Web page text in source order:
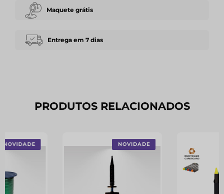
Maquete grátis
Entrega em 7 dias
PRODUTOS RELACIONADOS
NOVIDADE NOVIDADE